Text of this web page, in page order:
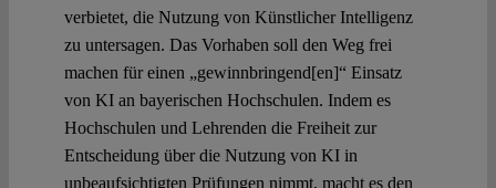
verbietet, die Nutzung von Künstlicher Intelligenz
zu untersagen. Das Vorhaben soll den Weg frei
machen für einen „gewinnbringend[en]“ Einsatz
von KI an bayerischen Hochschulen. Indem es
Hochschulen und Lehrenden die Freiheit zur
Entscheidung über die Nutzung von KI in
unbeaufsichtigten Prüfungen nimmt, macht es den